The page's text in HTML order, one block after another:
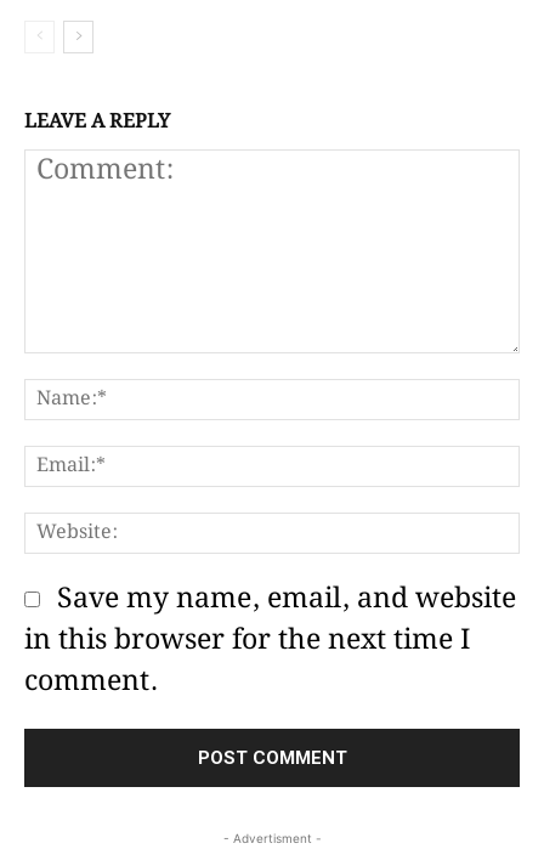
LEAVE A REPLY
Comment:
Save my name, email, and website
in this browser for the next time I
comment.
- Advertisment -